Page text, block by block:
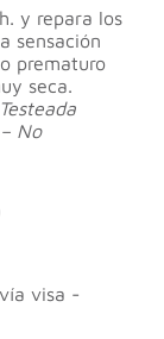
y repara los
sensación
prematuro
seca.
No
El
$ 27.188,46.
visa -